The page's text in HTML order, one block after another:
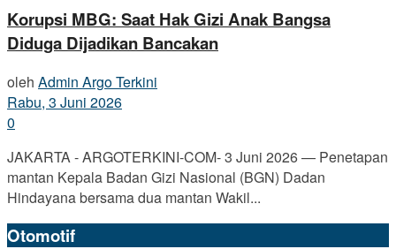
Korupsi MBG: Saat Hak Gizi Anak Bangsa
Diduga Dijadikan Bancakan
oleh Admin Argo Terkini
Rabu, 3 Juni 2026
0
JAKARTA - ARGOTERKINI-COM- 3 Juni 2026 — Penetapan
mantan Kepala Badan Gizi Nasional (BGN) Dadan
Hindayana bersama dua mantan Wakil...
Otomotif